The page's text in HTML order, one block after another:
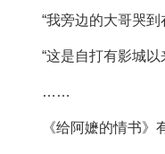
“我旁边的大哥哭
“这是自打有影城
……
《给阿嬷的情书》